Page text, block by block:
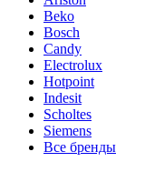
Beko
Bosch
Candy
Electrolux
Hotpoint
Indesit
Scholtes
Siemens
Все бренды